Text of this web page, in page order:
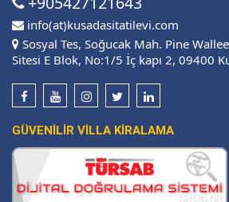
info(at)kusadasitatilevi.com
Sosyal Tes, Soğucak Mah. Pine
Sitesi E Blok, No:1/5 İç kapı 2, 09400
GÜVENİLİR VİLLA KİRALAMA